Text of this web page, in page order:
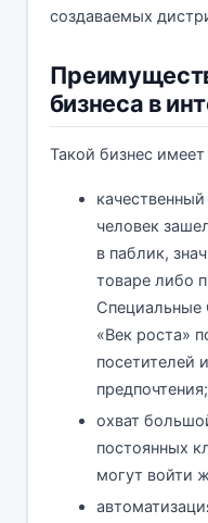
создаваемых
бизнеса в
Такой бизнес
человек
в паблик,
товаре либо
Специальные
«Век роста»
посетителей
предпочтения;
охват
постоянных
могут войти